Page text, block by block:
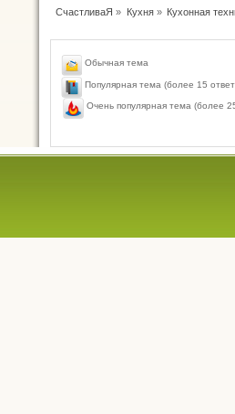
СчастливаЯ » Кухня» Кухонная
Обычная тема
Популярная тема (более 15
Очень популярная тема (более